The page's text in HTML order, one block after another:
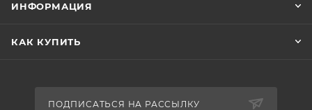
ИНФОРМАЦИЯ
КАК КУПИТЬ
ПОДПИСАТЬСЯ НА РАССЫЛКУ